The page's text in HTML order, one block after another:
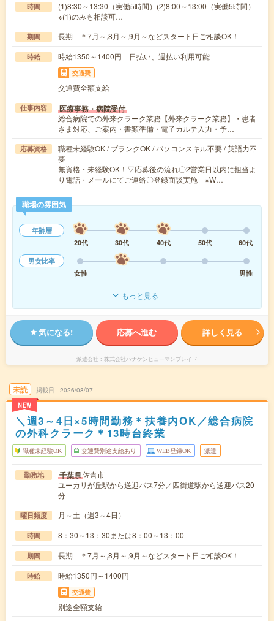
時間
(1)8:30～13:30（実働5時間）(2)8:00～13:00（実働5時間）
※(1)のみも相談可…
期間 長期 ＊7月～,8月～,9月～などスタート日ご相談OK！
時給 時給1350～1400円 日払い、週払い利用可能
交通費
交通費全額支給
仕事内容 医療事務・病院受付
総合病院での外来クラーク業務【外来クラーク業務】・患者
さま対応、ご案内・書類準備・電子カルテ入力・予…
応募資格
職種未経験OK / ブランクOK / パソコンスキル不要 / 英語力不
要
無資格・未経験OK！▽応募後の流れ〇2営業日以内に担当よ
り電話・メールにてご連絡〇登録面談実施 ※W…
職場の雰囲気
年齢層
20代
30代 40代 50代
60代
男女比率
女性
男性
もっと見る
気になる! 応募へ進む 詳しく見る
派遣会社 株式会社ハナケンヒューマンブレイド
未読
NEW
掲載日 2026/08/07
＼週3～4日×5時間勤務＊扶養内OK／総合病院
の外科クラーク＊13時台終業
職種未経験OK 交通費別途支給あり WEB登録OK 派遣
勤務地 千葉県佐倉市
ユーカリが丘駅から送迎バス7分／四街道駅から送迎バス20
分
曜日頻度 月～土（週3～4日）
時間 8：30～13：30または8：00～13：00
期間 長期 ＊7月～,8月～,9月～などスタート日ご相談OK！
時給 時給1350円～1400円
交通費
別途全額支給